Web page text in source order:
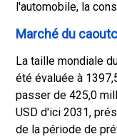
l'automobile, la
Marché du
La taille mondiale
été évaluée à
passer de 425,0
USD d'ici 2031,
de la période de